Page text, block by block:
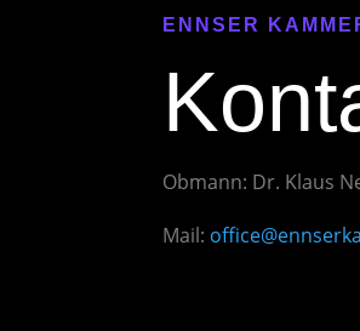
ENNSER
Obmann: Dr. Klaus
Mail: